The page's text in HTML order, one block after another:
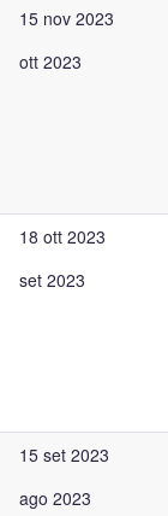
15 nov 2023
ott 2023
18 ott 2023
set 2023
15 set 2023
ago 2023